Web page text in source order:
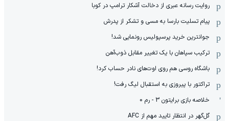
روایت رسانه عبری از دخالت آشکار ترامپ در کوبا
پیام تسلیت بارسا به مسی و تشکر از پدرش
جوانترین خرید پرسپولیس رونمایی شد!
ترکیب سپاهان با یک تغییر مقابل ذوب‌آهن
باشگاه روسی هم روی اوت‌های نادر حساب کرد!
تراکتور با پیروزی به استقبال لیگ رفت!
خلاصه بازی برایتون 3 - رم 0
گل‌گهر در انتظار تایید مهم از ‌AFC